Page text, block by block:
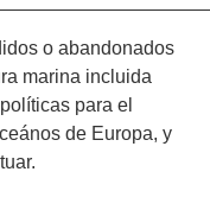
o abandonados
marina incluida
para el
de Europa, y